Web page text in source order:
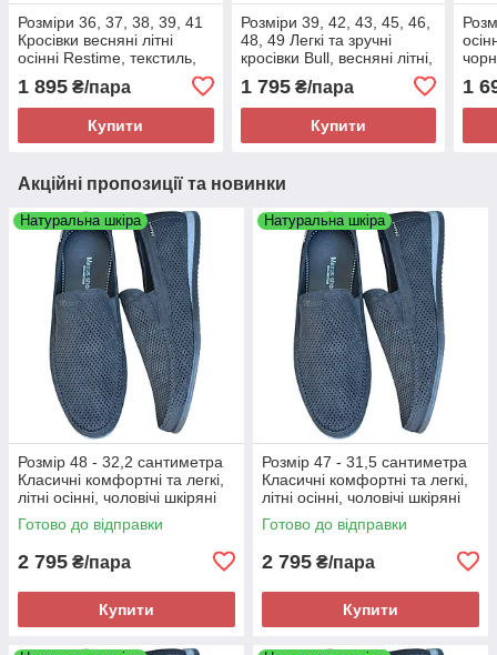
Розміри 36, 37, 38, 39, 41
Кросівки весняні літні
осінні Restime, текстиль,
легкі та зручні
1 895 ₴/пара
Купити
Розміри 39, 42, 43, 45, 46,
48, 49 Легкі та зручні
кросівки Bull, весняні літні,
підошві з піни
1 795₴/пара
Купити
1
Акційні пропозиції та новинки
Натуральна шкіра
Розмір 48 - 32,2 сантиметра
Класичні комфортні та легкі,
літні осінні, чоловічі шкіряні
мокасини Maxus, чорні, на
підошві з піни
Готово до відправки
2 795 ₴/пара
Купити
Натуральна шкіра
Розмір 47 - 31,5 сантиметра
Класичні комфортні та легкі,
літні осінні, чоловічі шкіряні
мокасини Maxus, чорні, на
підошві з піни
Готово до відправки
2 795 ₴/пара
Купити